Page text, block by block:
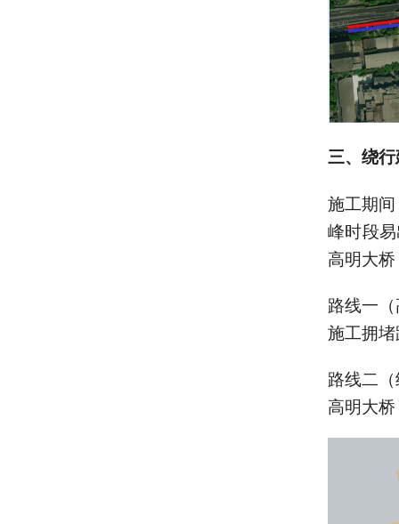
三、绕
施工期
峰时段
高明大
路线一
施工拥
路线二
高明大